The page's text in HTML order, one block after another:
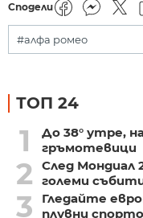
Сподели
#алфа ромео
ТОП 24
1
До 38° утре,
гръмотевици
2
След Мондиал
големи
3
Гледайте
плувни